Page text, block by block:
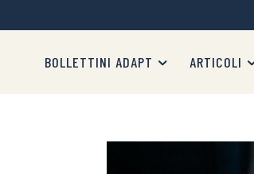
BOLLETTINI ADAPT ARTICOLI